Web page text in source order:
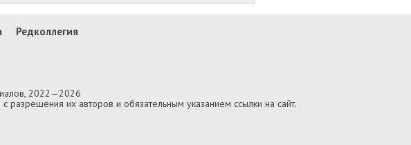
Редколлегия
2022—2026
разрешения их авторов и обязательным указанием ссылки на сайт.